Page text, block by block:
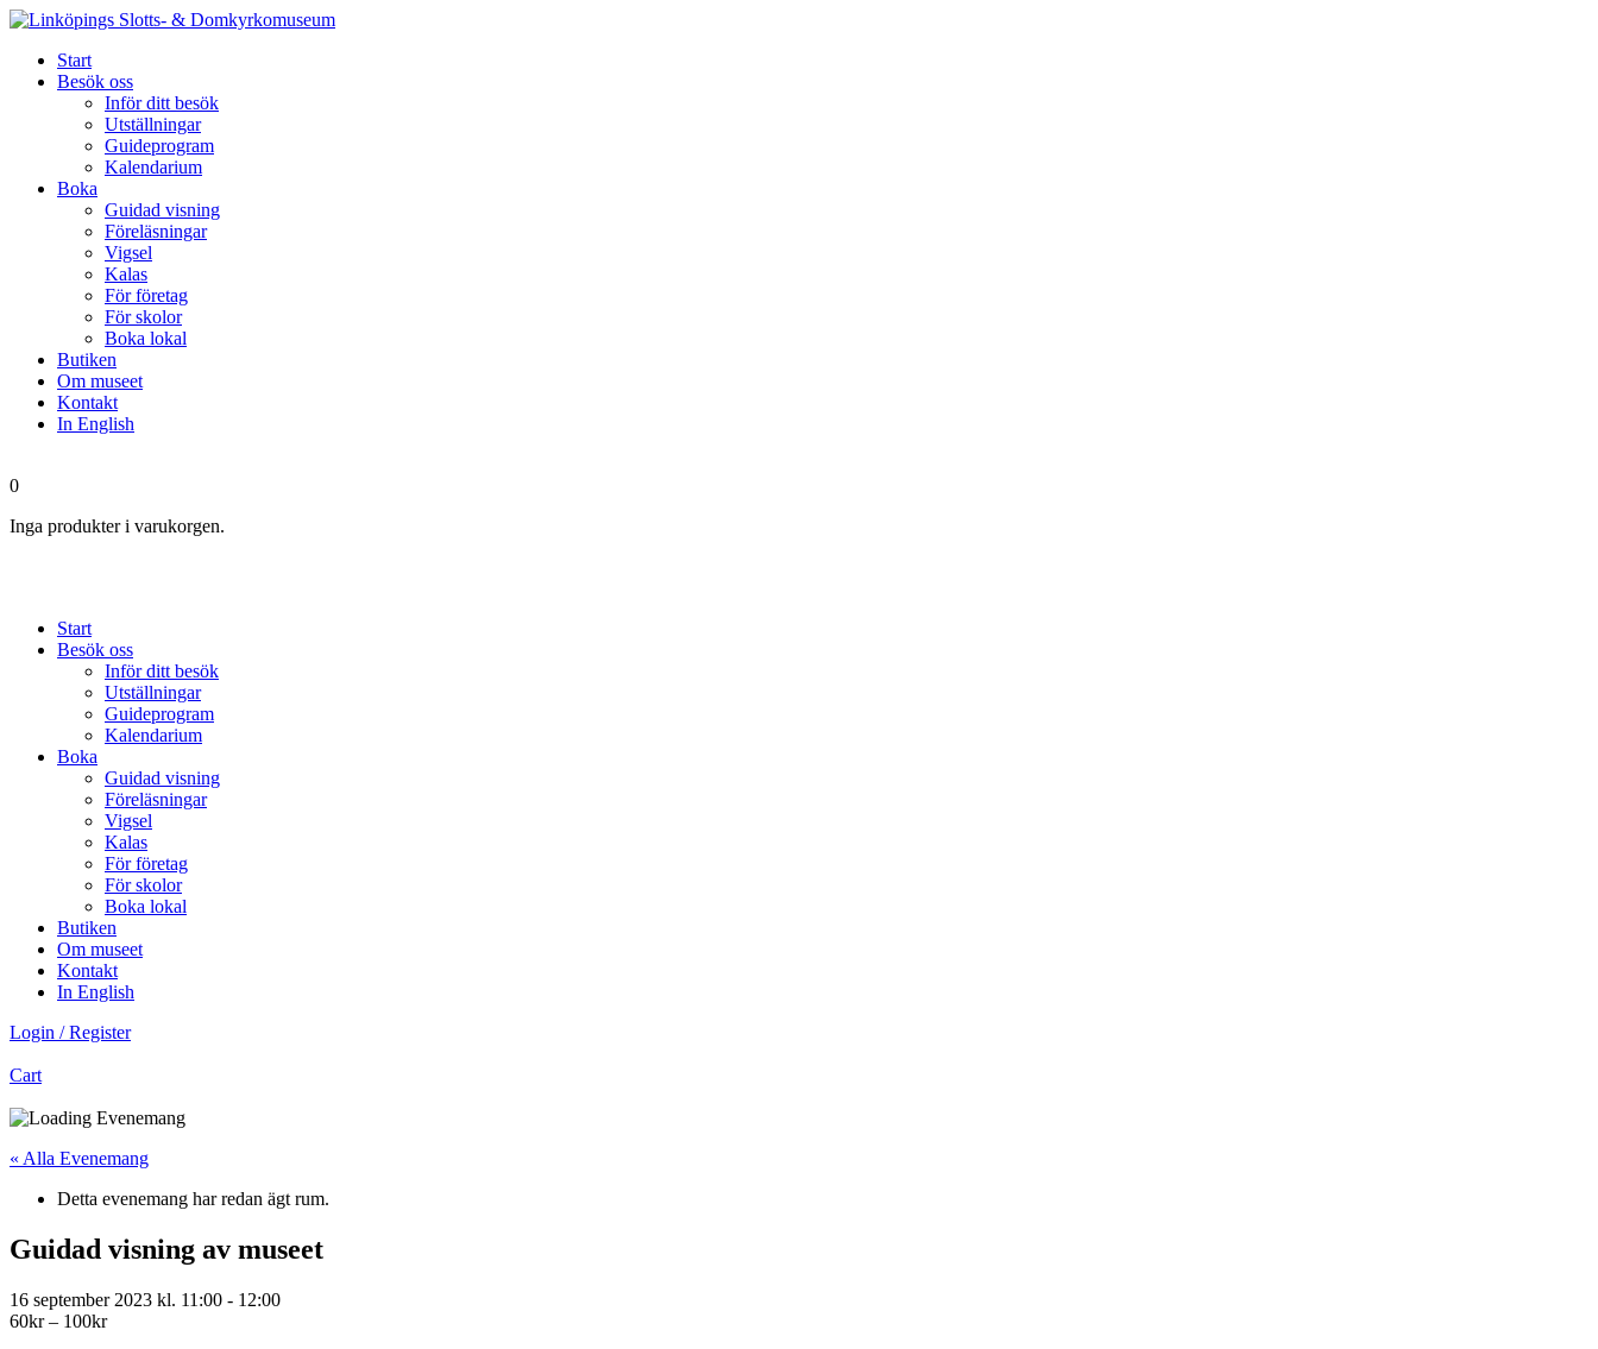
Start
Besök oss
Inför ditt besök
Utställningar
Guideprogram
Kalendarium
Boka
Guidad visning
Föreläsningar
Vigsel
Kalas
För företag
För skolor
Boka lokal
Butiken
Om museet
Kontakt
In English
0
Inga produkter i varukorgen.
Start
Besök oss
Inför ditt besök
Utställningar
Guideprogram
Kalendarium
Boka
Guidad visning
Föreläsningar
Vigsel
Kalas
För företag
För skolor
Boka lokal
Butiken
Om museet
Kontakt
In English
Login / Register
Cart
« Alla Evenemang
Detta evenemang har redan ägt rum.
Guidad visning av museet
16 september 2023 kl. 11:00 - 12:00
60kr – 100kr